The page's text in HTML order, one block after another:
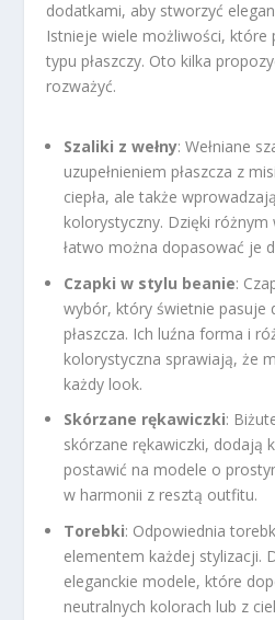
dodatkami, aby stworzyć
Istnieje wiele możliwości, które
typu płaszczy. Oto kilka
rozważyć.
Szaliki z wełny: Wełniane
uzupełnieniem płaszcza z
ciepła, ale także
kolorystyczny. Dzięki
łatwo można dopasować je
Czapki w stylu beanie:
wybór, który świetnie pasuje
płaszcza. Ich luźna forma i
kolorystyczna sprawiają, że
każdy look.
Skórzane rękawiczki:
skórzane rękawiczki, dodają
postawić na modele o
w harmonii z resztą outfitu.
Torebki: Odpowiednia
elementem każdej stylizacji.
eleganckie modele, które
neutralnych kolorach lub z